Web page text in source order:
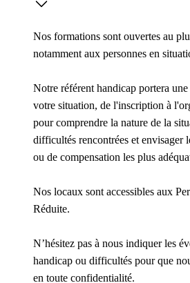
Nos formations sont ouvertes au
notamment aux personnes en
Notre référent handicap portera
votre situation, de l'inscription à
pour comprendre la nature de la
difficultés rencontrées et envisager
ou de compensation les plus
Nos locaux sont accessibles aux
Réduite.
N’hésitez pas à nous indiquer les
handicap ou difficultés pour que
en toute confidentialité.